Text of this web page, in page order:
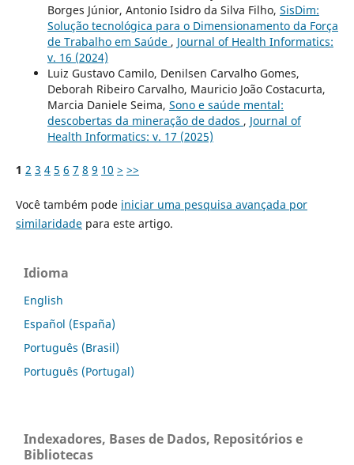
Borges Júnior, Antonio Isidro da Silva Filho, SisDim:
Solução tecnológica para o Dimensionamento da Força
de Trabalho em Saúde , Journal of Health Informatics:
v. 16 (2024)
Luiz Gustavo Camilo, Denilsen Carvalho Gomes,
Deborah Ribeiro Carvalho, Mauricio João Costacurta,
Marcia Daniele Seima, Sono e saúde mental:
descobertas da mineração de dados , Journal of
Health Informatics: v. 17 (2025)
1 2 3 4 5 6 7 8 9 10 > >>
Você também pode iniciar uma pesquisa avançada por
similaridadepara este artigo.
Idioma
English
Español (España)
Português (Brasil)
Português (Portugal)
Indexadores, Bases de Dados, Repositórios e
Bibliotecas